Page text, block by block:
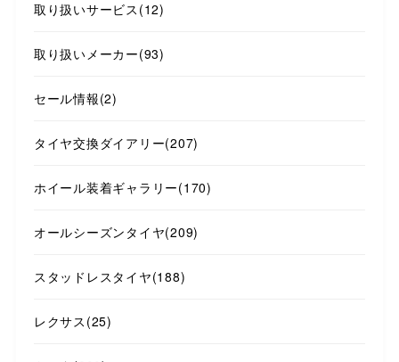
取り扱いサービス (12)
取り扱いメーカー(93)
セール情報(2)
タイヤ交換ダイアリー(207)
ホイール装着ギャラリー(170)
オールシーズンタイヤ(209)
スタッドレスタイヤ(188)
レクサス (25)